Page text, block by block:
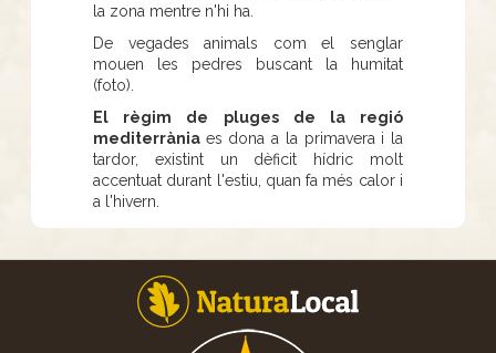
la zona mentre n'hi ha.
De vegades animals com el senglar
mouen les pedres buscant la humitat
(foto).
El règim de pluges de la regió
mediterrània es dona a la primavera i la
tardor, existint un dèficit hídric molt
accentuat durant l'estiu, quan fa més calor i
a l'hivern.